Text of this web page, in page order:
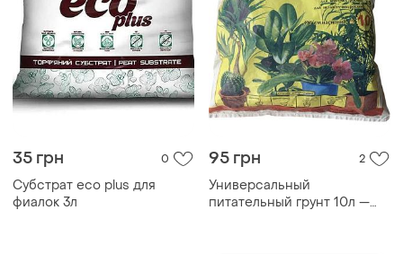
35 грн 0
Субстрат eco plus для
фиалок 3л
95 грн 2
Универсальный
питательный грунт 10л —